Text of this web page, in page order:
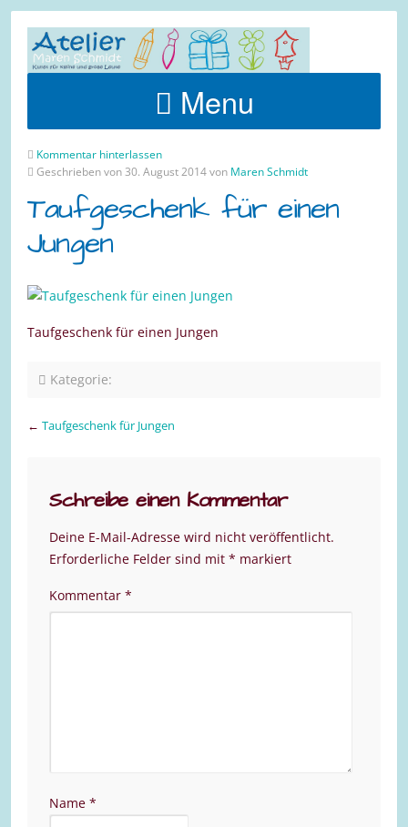
Menu
Kommentar hinterlassen
Geschrieben von 30. August 2014 von Maren Schmidt
Taufgeschenk für einen
Jungen
Taufgeschenk für einen Jungen
Kategorie:
← Taufgeschenk für Jungen
Schreibe einen Kommentar
Deine E-Mail-Adresse wird nicht veröffentlicht.
Erforderliche Felder sind mit * markiert
Kommentar *
Name *